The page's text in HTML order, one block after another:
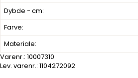
Dybde - cm:
Farve:
Materiale:
Varenr.: 10007310
Lev. varenr.: 1104272092